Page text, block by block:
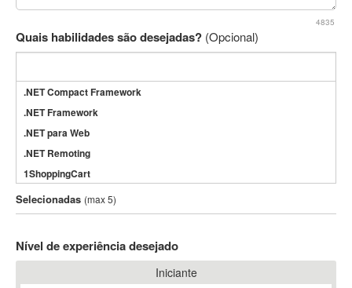
4835
Quais habilidades são desejadas? (Opcional)
.NET Compact Framework
.NET Framework
.NET para Web
.NET Remoting
1ShoppingCart
3DS Max
3GSM
802.11
Selecionadas (max 5)
Nível de experiência desejado
Iniciante